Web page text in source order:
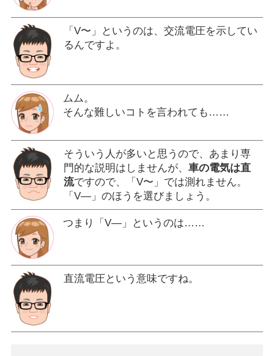
「V〜」というのは、交流電圧を示してい
るんですよ。
ムム。
そんな難しいコトを言われても……
そういう人が多いと思うので、あまり専
門的な説明はしませんが、 車の電気は直
流ですので、「V〜」では測れません。
「V―」のほうを選びましょう。
つまり「V―」というのは……
直流電圧という意味ですね。